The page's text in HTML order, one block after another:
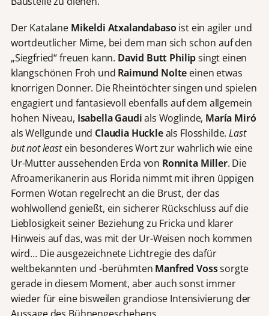
Der Katalane Mikeldi Atxalandabaso ist ein agiler und
wortdeutlicher Mime, bei dem man sich schon auf den
„Siegfried“ freuen kann. David Butt Philipsingt einen
klangschönen Froh und Raimund Nolte einen etwas
knorrigen Donner. Die Rheintöchter singen und spielen
engagiert und fantasievoll ebenfalls auf dem allgemein
hohen Niveau, Isabella Gaudials Woglinde, María Miró
als Wellgunde und Claudia Huckleals Flosshilde.Last
but not leastein besonderes Wort zur wahrlich wie eine
Ur-Mutter aussehenden Erda von Ronnita Miller. Die
Afroamerikanerin aus Florida nimmt mit ihren üppigen
Formen Wotan regelrecht an die Brust, der das
wohlwollend genießt, ein sicherer Rückschluss auf die
Lieblosigkeit seiner Beziehung zu Fricka und klarer
Hinweis auf das, was mit der Ur-Weisen noch kommen
wird… Die ausgezeichnete Lichtregie des dafür
weltbekannten und -berühmten Manfred Vosssorgte
gerade in diesem Moment, aber auch sonst immer
wieder für eine bisweilen grandiose Intensivierung der